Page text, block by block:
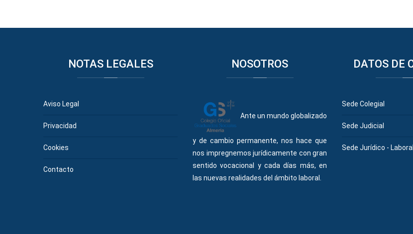
NOTASLEGALES
Aviso Legal
Privacidad
Cookies
Contacto
NOSOTROS
Ante un mundo globalizado
y de cambio permanente, nos hace que
nos impregnemos jurídicamente con gran
sentido vocacional y cada días más, en
las nuevas realidades del ámbito laboral.
DATOSDE
Sede Colegial
Sede Judicial
Sede Jurídico - Laboral